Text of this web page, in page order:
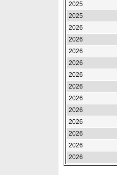
2025
2025
2026
2026
2026
2026
2026
2026
2026
2026
2026
2026
2026
2026